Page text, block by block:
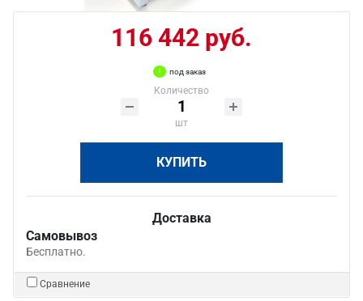
116 442 руб.
под заказ
Количество
шт
КУПИТЬ
Доставка
Самовывоз
Бесплатно.
Сравнение